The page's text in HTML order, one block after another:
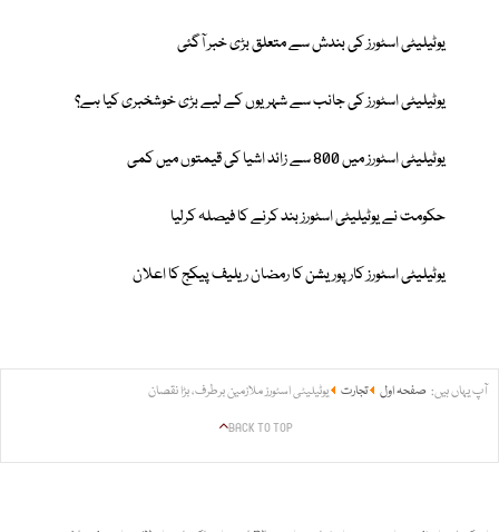
یوٹیلیٹی اسٹورز کی بندش سے متعلق بڑی خبر آگئی
یوٹیلیٹی اسٹورز کی جانب سے شہریوں کے لیے بڑی خوشخبری کیا ہے؟
یوٹیلیٹی اسٹورز میں 800 سے زائد اشیا کی قیمتوں میں کمی
حکومت نے یوٹیلیٹی اسٹورز بند کرنے کا فیصلہ کرلیا
یوٹیلیٹی اسٹورز کارپوریشن کا رمضان ریلیف پیکج کا اعلان
آپ یہاں ہیں: صفحہ اول تجارت یوٹیلیٹی اسٹورز ملازمین برطرف، بڑا نقصان
BACK TO TOP